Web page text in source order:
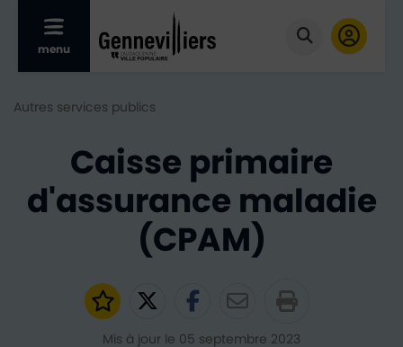
Afficher le menu mobile
menu Cliquer
Autres services publics
Caisse primaire
d'assurance maladie
(CPAM)
Ajouter aux favoris
Partager sur Twitter
Partager sur
Partager par
Mis à jour le 05 septembre 2023